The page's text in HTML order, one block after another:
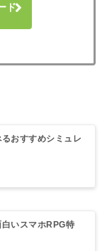
ド
おすすめシミュレ
白いスマホRPG特